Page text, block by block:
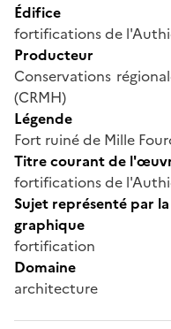
Édifice
fortifications de
Producteur
Conservations
(CRMH)
Légende
Fort ruiné de Mille
Titre courant de
fortifications de
Sujet représenté par
graphique
fortification
Domaine
architecture